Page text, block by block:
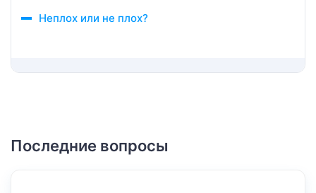
Неплох или не плох?
Последние вопросы